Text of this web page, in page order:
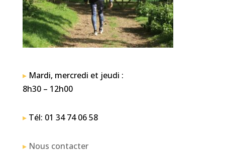
▸Mardi, mercredi et jeudi :
8h30 – 12h00
▸Tél: 01 34 74 06 58
▸ Nous contacter